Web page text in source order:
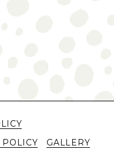
POLICY
GALLERY